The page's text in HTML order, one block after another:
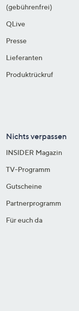
(gebührenfrei)
QLive
Presse
Lieferanten
Produktrückruf
Nichts verpassen
INSIDER Magazin
TV-Programm
Gutscheine
Partnerprogramm
Für euch da